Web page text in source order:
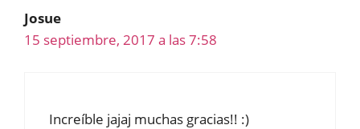
Josue
15 septiembre, 2017 a las 7:58
Increíble jajaj muchas gracias!! :)